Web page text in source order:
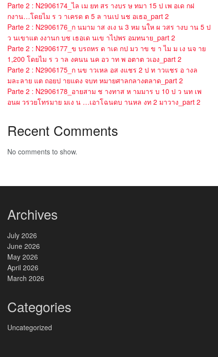
Parte 2 : N2906174_ไล เม ยท สร างบร ษ ทมา 15 ป เพ อเด กฝ
กงาน…โดยไม ร ว าเครด ต 5 ล านเป นช อเธอ_part 2
Parte 2 : N2906176_ก นมาม าส งเง น 3 หม นให ผ วสร างบ าน 5 ป
ว นเขาแต งงานก บช เธอเด นเข าไปพร อมทนาย_part 2
Parte 2 : N2906177_ข บรถหร ด าเด กป มว าข ข า ไม ม เง นจ าย
1,200 โดยไม ร ว าล งคนน นค อว าท พ อตาต วเอง_part 2
Parte 2 : N2906175_ก นข าวเหล อส งแชร 2 ป ท าวแชร อ างล
มละลาย แต ถอยป ายแดง จบท หมายศาลกลางตลาด_part 2
Parte 2 : N2906178_อายสาม ช างทาส ห ามมาร บ 10 ป ว นท เพ
อนผ วรวยโทรมาย มเง น …เอาโฉนดบ านหล งท 2 มาวาง_part 2
Recent Comments
No comments to show.
Archives
July 2026
June 2026
May 2026
April 2026
March 2026
Categories
Uncategorized